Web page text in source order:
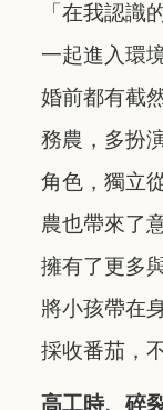
「在我認識
一起進入環
婚前都有截
務農，多扮
角色，獨立
農也帶來了
擁有了更多
將小孩帶在
採收番茄，
高工時、碎